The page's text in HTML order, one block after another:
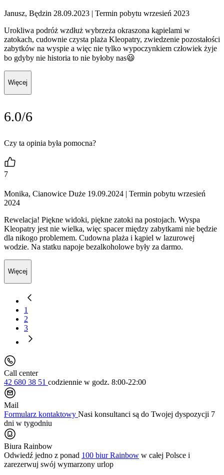
Janusz, Będzin 28.09.2023 | Termin pobytu wrzesień 2023
Urokliwa podróż wzdłuż wybrzeża okraszona kąpielami w
zatokach, cudownie czysta plaża Kleopatry, zwiedzenie pozostałości
zabytków na wyspie a więc nie tylko wypoczynkiem człowiek żyje
bo gdyby nie historia to nie byłoby nas😃
Więcej
6.0/6
Czy ta opinia była pomocna?
7
Monika, Cianowice Duże 19.09.2024 | Termin pobytu wrzesień
2024
Rewelacja! Piękne widoki, piękne zatoki na postojach. Wyspa
Kleopatry jest nie wielka, więc spacer między zabytkami nie będzie
dla nikogo problemem. Cudowna plaża i kąpiel w lazurowej
wodzie. Na statku napoje bezalkoholowe były za darmo.
Więcej
1
2
3
Call center
42 680 38 51 codziennie w godz. 8:00-22:00
Mail
Formularz kontaktowy Nasi konsultanci są do Twojej dyspozycji 7
dni w tygodniu
Biura Rainbow
Odwiedź jedno z ponad 100 biur Rainbow w całej Polsce i
zarezerwuj swój wymarzony urlop